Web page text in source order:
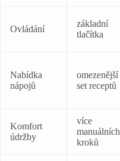
Ovládání
základní
tlačítka
Nabídka
nápojů
omezenější
set receptů
Komfort
údržby
více
manuálních
kroků